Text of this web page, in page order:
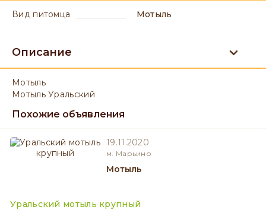
вид питомца Мотыль
Описание
Мотыль
Мотыль Уральский
Похожие объявления
19.11.2020
м. Марьино
Мотыль
Уральский мотыль крупный